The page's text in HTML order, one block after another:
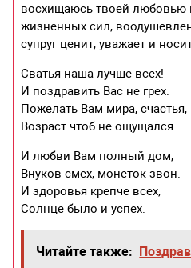
восхищаюсь твоей любовью
жизненных сил,
супруг ценит, уважает и
Сватья наша лучше всех!
И поздравить Вас не грех.
Пожелать Вам мира, счастья,
Возраст чтоб не ощущался.
И любви Вам полный дом,
Внуков смех, монеток звон.
И здоровья крепче всех,
Солнце было и успех.
Читайте также: